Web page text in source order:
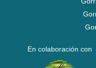
En colaboración con